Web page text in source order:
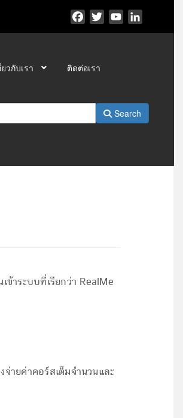
Facebook
TwitterYouTubeLinkedIn
ยวกับเรา
ติดต่อเรา
Search
าระบบที่เรียกว่า RealMe
ายค่าคอร์สเต็มจำนวนและ